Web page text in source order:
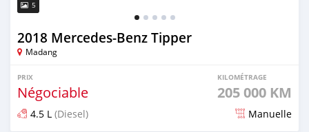
5
2018 Mercedes‒Benz Tipper
Madang
PRIX
Négociable
KILOMÉTRAGE
205 000 KM
4.5 L (Diesel) Manuelle